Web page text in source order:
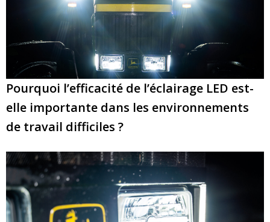
Pourquoi l’efficacité de l’éclairage LED est-
elle importante dans les environnements
de travail difficiles ?